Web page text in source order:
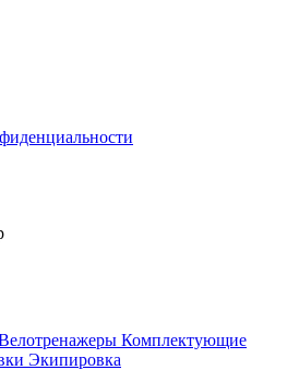
Комплектующие
Экипировка